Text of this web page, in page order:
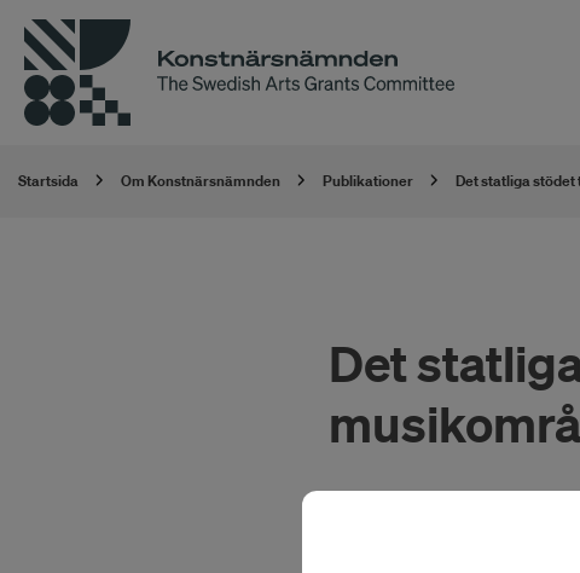
Startsida Om Konstnärsnämnden Publikationer Det statliga
Det